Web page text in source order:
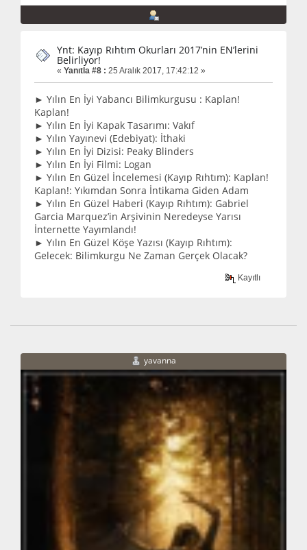
Ynt: Kayıp Rıhtım Okurları 2017’nin EN’lerini
Belirliyor!
« Yanıtla #8 : 25 Aralık 2017, 17:42:12 »
► Yılın En İyi Yabancı Bilimkurgusu : Kaplan!
Kaplan!
► Yılın En İyi Kapak Tasarımı: Vakıf
► Yılın Yayınevi (Edebiyat): İthaki
► Yılın En İyi Dizisi: Peaky Blinders
► Yılın En İyi Filmi: Logan
► Yılın En Güzel İncelemesi (Kayıp Rıhtım): Kaplan!
Kaplan!: Yıkımdan Sonra İntikama Giden Adam
► Yılın En Güzel Haberi (Kayıp Rıhtım): Gabriel
Garcia Marquez’in Arşivinin Neredeyse Yarısı
İnternette Yayımlandı!
► Yılın En Güzel Köşe Yazısı (Kayıp Rıhtım):
Gelecek: Bilimkurgu Ne Zaman Gerçek Olacak?
Kayıtlı
yavanna